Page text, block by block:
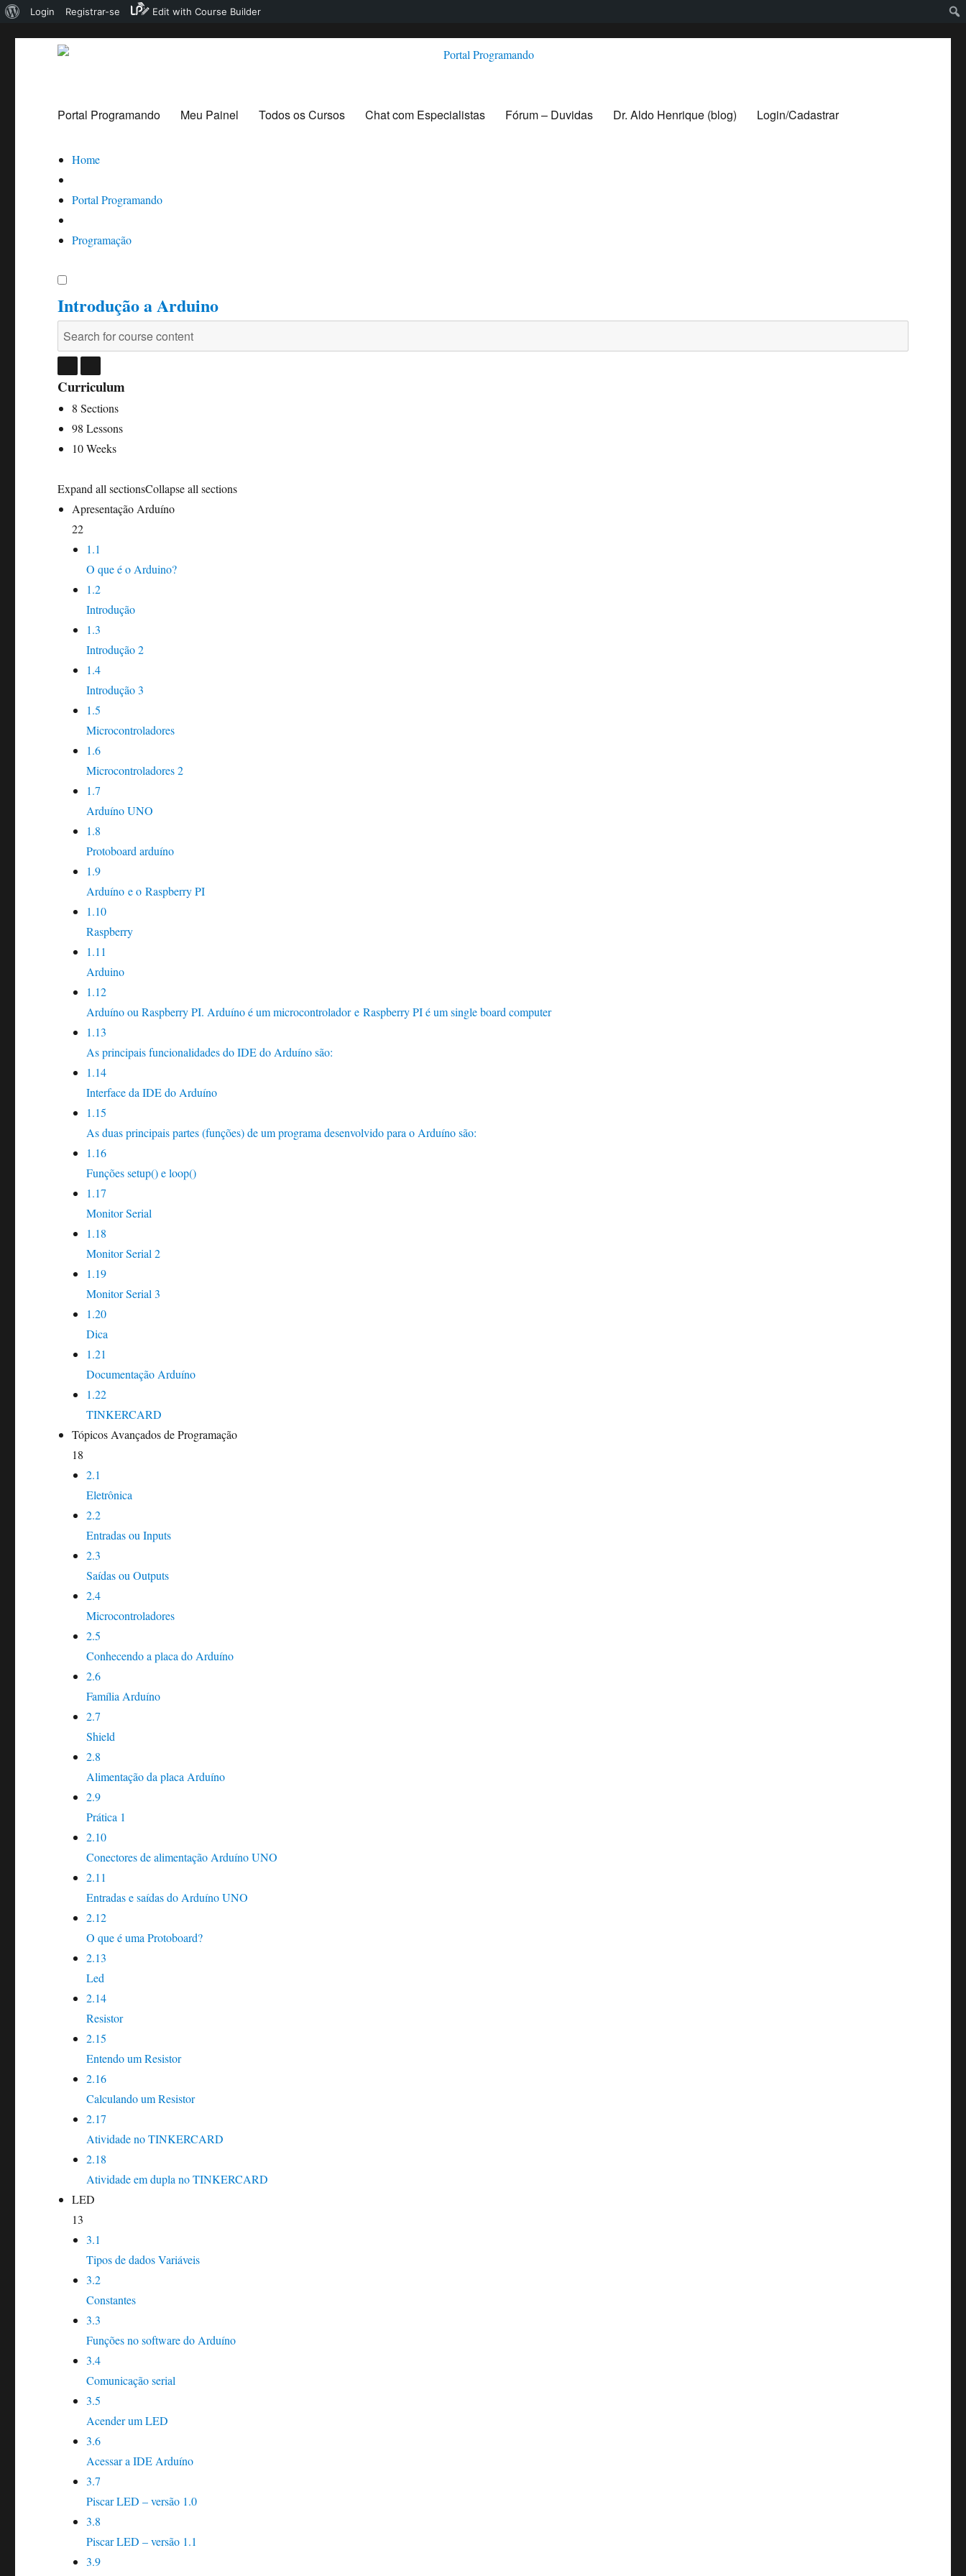
Sobre
WordPress
Login Registrar-se Edit with Course Builder
Portal Programando
Portal Programando Meu Painel Todos os Cursos Chat com Especialistas Fórum – Duvidas Dr. Aldo Henrique (blog) Login/Cadastrar
Home
Portal Programando
Programação
Introdução a Arduino
Curriculum
8 Sections
98 Lessons
10 Weeks
Expand all sectionsCollapse all sections
Apresentação Arduíno
22
1.1
O que é o Arduino?
1.2
Introdução
1.3
Introdução 2
1.4
Introdução 3
1.5
Microcontroladores
1.6
Microcontroladores 2
1.7
Arduíno UNO
1.8
Protoboard arduíno
1.9
Arduíno e o Raspberry PI
1.10
Raspberry
1.11
Arduino
1.12
Arduíno ou Raspberry PI. Arduíno é um microcontrolador e Raspberry PI é um single board computer
1.13
As principais funcionalidades do IDE do Arduíno são:
1.14
Interface da IDE do Arduíno
1.15
As duas principais partes (funções) de um programa desenvolvido para o Arduíno são:
1.16
Funções setup() e loop()
1.17
Monitor Serial
1.18
Monitor Serial 2
1.19
Monitor Serial 3
1.20
Dica
1.21
Documentação Arduíno
1.22
TINKERCARD
Tópicos Avançados de Programação
18
2.1
Eletrônica
2.2
Entradas ou Inputs
2.3
Saídas ou Outputs
2.4
Microcontroladores
2.5
Conhecendo a placa do Arduíno
2.6
Família Arduíno
2.7
Shield
2.8
Alimentação da placa Arduíno
2.9
Prática 1
2.10
Conectores de alimentação Arduíno UNO
2.11
Entradas e saídas do Arduíno UNO
2.12
O que é uma Protoboard?
2.13
Led
2.14
Resistor
2.15
Entendo um Resistor
2.16
Calculando um Resistor
2.17
Atividade no TINKERCARD
2.18
Atividade em dupla no TINKERCARD
LED
13
3.1
Tipos de dados Variáveis
3.2
Constantes
3.3
Funções no software do Arduíno
3.4
Comunicação serial
3.5
Acender um LED
3.6
Acessar a IDE Arduíno
3.7
Piscar LED – versão 1.0
3.8
Piscar LED – versão 1.1
3.9